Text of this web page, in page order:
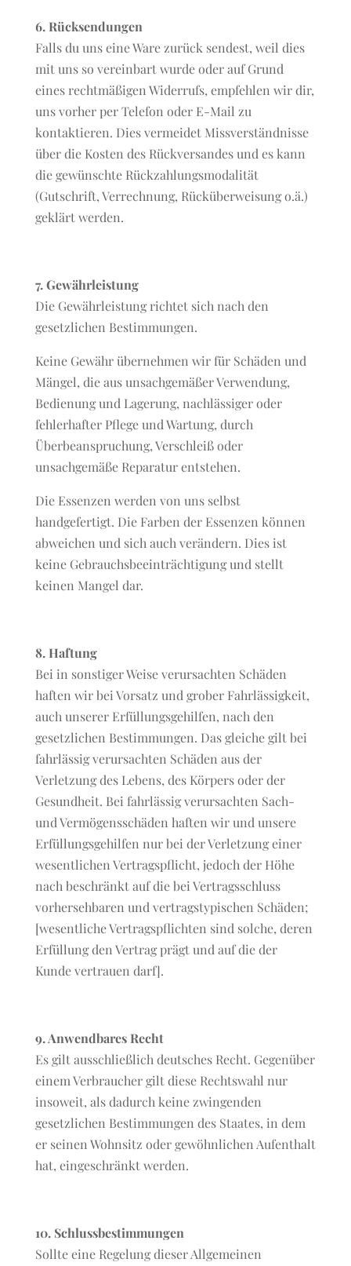
6. Rücksendungen
Falls du uns eine Ware zurück sendest, weil dies
mit uns so vereinbart wurde oder auf Grund
eines rechtmäßigen Widerrufs, empfehlen wir dir,
uns vorher per Telefon oder E-Mail zu
kontaktieren. Dies vermeidet Missverständnisse
über die Kosten des Rückversandes und es kann
die gewünschte Rückzahlungsmodalität
(Gutschrift, Verrechnung, Rücküberweisung o.ä.)
geklärt werden.
7. Gewährleistung
Die Gewährleistung richtet sich nach den
gesetzlichen Bestimmungen.
Keine Gewähr übernehmen wir für Schäden und
Mängel, die aus unsachgemäßer Verwendung,
Bedienung und Lagerung, nachlässiger oder
fehlerhafter Pflege und Wartung, durch
Überbeanspruchung, Verschleiß oder
unsachgemäße Reparatur entstehen.
Die Essenzen werden von uns selbst
handgefertigt. Die Farben der Essenzen können
abweichen und sich auch verändern. Dies ist
keine Gebrauchsbeeinträchtigung und stellt
keinen Mangel dar.
8. Haftung
Bei in sonstiger Weise verursachten Schäden
haften wir bei Vorsatz und grober Fahrlässigkeit,
auch unserer Erfüllungsgehilfen, nach den
gesetzlichen Bestimmungen. Das gleiche gilt bei
fahrlässig verursachten Schäden aus der
Verletzung des Lebens, des Körpers oder der
Gesundheit. Bei fahrlässig verursachten Sach-
und Vermögensschäden haften wir und unsere
Erfüllungsgehilfen nur bei der Verletzung einer
wesentlichen Vertragspflicht, jedoch der Höhe
nach beschränkt auf die bei Vertragsschluss
vorhersehbaren und vertragstypischen Schäden;
[wesentliche Vertragspflichten sind solche, deren
Erfüllung den Vertrag prägt und auf die der
Kunde vertrauen darf].
9. Anwendbares Recht
Es gilt ausschließlich deutsches Recht. Gegenüber
einem Verbraucher gilt diese Rechtswahl nur
insoweit, als dadurch keine zwingenden
gesetzlichen Bestimmungen des Staates, in dem
er seinen Wohnsitz oder gewöhnlichen Aufenthalt
hat, eingeschränkt werden.
10. Schlussbestimmungen
Sollte eine Regelung dieser Allgemeinen